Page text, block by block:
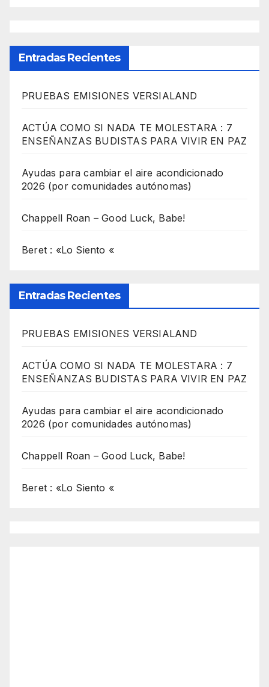
Entradas Recientes
PRUEBAS EMISIONES VERSIALAND
ACTÚA COMO SI NADA TE MOLESTARA : 7
ENSEÑANZAS BUDISTAS PARA VIVIR EN PAZ
Ayudas para cambiar el aire acondicionado
2026 (por comunidades autónomas)
Chappell Roan – Good Luck, Babe!
Beret : «Lo Siento «
Entradas Recientes
PRUEBAS EMISIONES VERSIALAND
ACTÚA COMO SI NADA TE MOLESTARA : 7
ENSEÑANZAS BUDISTAS PARA VIVIR EN PAZ
Ayudas para cambiar el aire acondicionado
2026 (por comunidades autónomas)
Chappell Roan – Good Luck, Babe!
Beret : «Lo Siento «